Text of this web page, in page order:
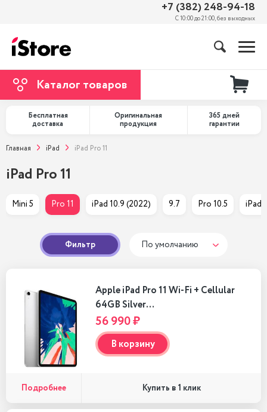
+7 (382) 248-94-18
С 10:00 до 21:00, без выходных
Каталог товаров
Бесплатная
доставка
Оригинальная
продукция
365 дней
гарантии
Главная iPad iPad Pro 11
iPad Pro 11
Mini 5 Pro 11 iPad 10.9 (2022) 9.7 Pro 10.5 iPad
Фильтр По умолчанию
Apple iPad Pro 11 Wi-Fi + Cellular
64GB Silver…
56 990 ₽
В корзину
Подробнее Купить в 1 клик